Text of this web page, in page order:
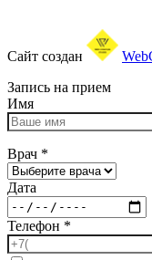
Сайт создан
Запись на прием
Имя
Врач *
Дата
Телефон *